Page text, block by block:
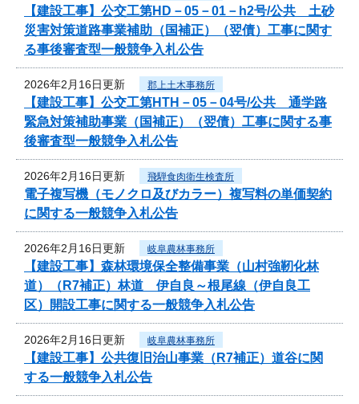
【建設工事】公交工第HD－05－01－h2号/公共 土砂
災害対策道路事業補助（国補正）（翌債）工事に関す
る事後審査型一般競争入札公告
2026年2月16日更新 郡上土木事務所
【建設工事】公交工第HTH－05－04号/公共 通学路
緊急対策補助事業（国補正）（翌債）工事に関する事
後審査型一般競争入札公告
2026年2月16日更新 飛騨食肉衛生検査所
電子複写機（モノクロ及びカラー）複写料の単価契約
に関する一般競争入札公告
2026年2月16日更新 岐阜農林事務所
【建設工事】森林環境保全整備事業（山村強靭化林
道）（R7補正）林道 伊自良～根尾線（伊自良工
区）開設工事に関する一般競争入札公告
2026年2月16日更新 岐阜農林事務所
【建設工事】公共復旧治山事業（R7補正）道谷に関
する一般競争入札公告